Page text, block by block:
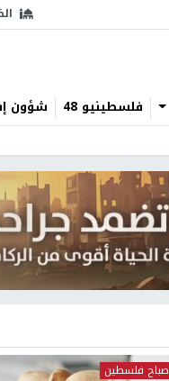
فلسطينيو 48 شؤون
صباح فلسطين